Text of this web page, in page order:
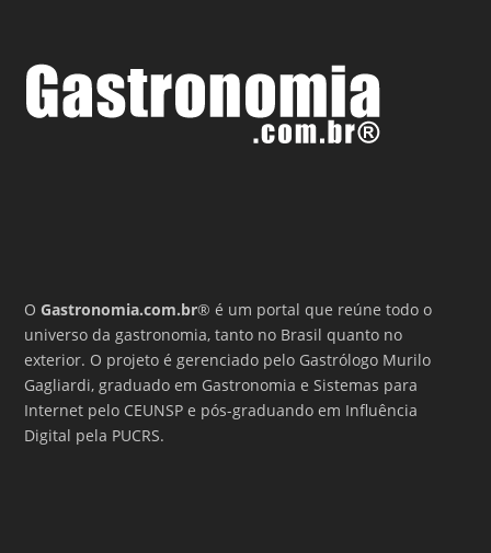
OGastronomia.com.br® é um portal que reúne todo o
universo da gastronomia, tanto no Brasil quanto no
exterior. O projeto é gerenciado pelo Gastrólogo Murilo
Gagliardi, graduado em Gastronomia e Sistemas para
Internet pelo CEUNSP e pós-graduando em Influência
Digital pela PUCRS.